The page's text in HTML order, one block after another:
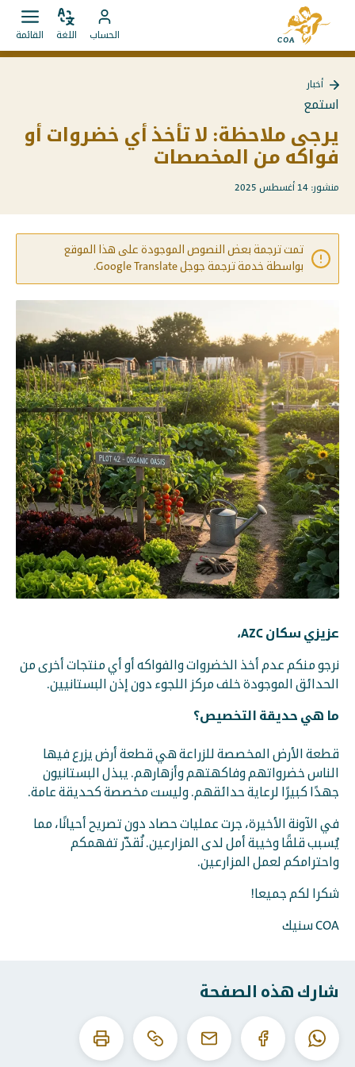
الانتقال
مباشرة
إلى
إلى
الصفحة
الرئيسية
MyCOA
انتقل
إلى
الحساب
ضبط
اللغة القائمة
العودة
إلى
أخبار
استمع
يرجى ملاحظة: لا تأخذ أي خضروات أو
فواكه من المخصصات
منشور: 14 أغسطس 2025
تمت ترجمة بعض النصوص الموجودة على هذا الموقع
بواسطة خدمة ترجمة جوجل Google Translate.
عزيزي سكان AZC،
نرجو منكم عدم أخذ الخضروات والفواكه أو أي منتجات أخرى من
الحدائق الموجودة خلف مركز اللجوء دون إذن البستانيين.
ما هي حديقة التخصيص؟
قطعة الأرض المخصصة للزراعة هي قطعة أرض يزرع فيها
الناس خضرواتهم وفاكهتهم وأزهارهم. يبذل البستانيون
جهدًا كبيرًا لرعاية حدائقهم. وليست مخصصة كحديقة عامة.
في الآونة الأخيرة، جرت عمليات حصاد دون تصريح أحيانًا، مما
يُسبب قلقًا وخيبة أمل لدى المزارعين. نُقدّر تفهمكم
واحترامكم لعمل المزارعين.
شكرا لكم جميعا!
COA سنيك
شارك هذه الصفحة
الواتساب الفيسبوكالبريد
انسخ
عنوان
اطبع
هذه